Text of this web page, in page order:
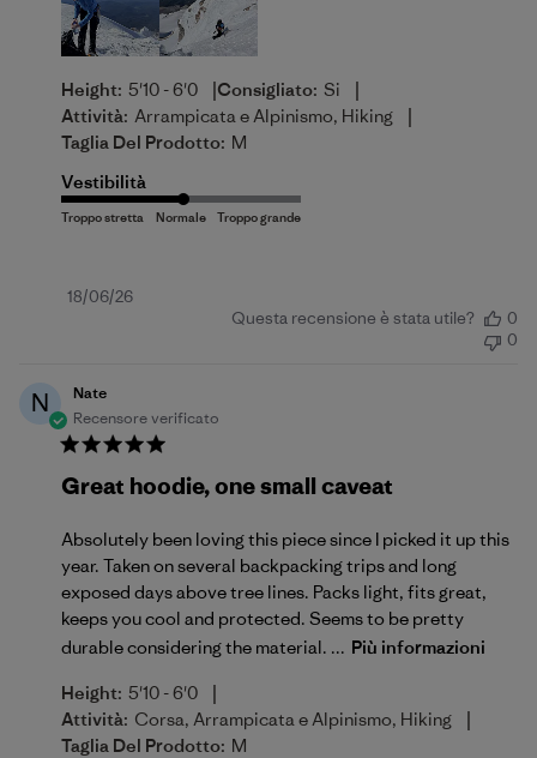
Height: 5'10 - 6'0 |Consigliato: Si |
Attività: Arrampicata e Alpinismo, Hiking |
Taglia Del Prodotto: M
Vestibilità
Data
18/06/26
Questa recensione è stata utile?
0
0
N
Nate
Recensore verificato
Great hoodie, one small caveat
Absolutely been loving this piece since I picked it up this
year. Taken on several backpacking trips and long
exposed days above tree lines. Packs light, fits great,
keeps you cool and protected. Seems to be pretty
durable considering the material. ... Più informazioni
Height: 5'10 - 6'0 |
Attività: Corsa, Arrampicata e Alpinismo, Hiking |
Taglia Del Prodotto: M